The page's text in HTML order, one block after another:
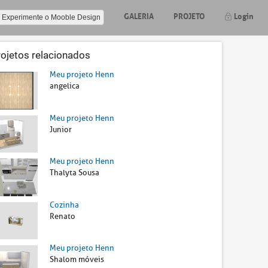
Experimente o Mooble Design GALERIA PROJETO Login
relacionados
Meu projeto Henn
angelica
Meu projeto Henn
Junior
Meu projeto Henn
Thalyta Sousa
Cozinha
Renato
Meu projeto Henn
Shalom móveis